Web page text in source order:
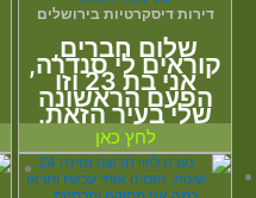
דירות דיסקרטיות בירושלים
שלום חברים,
קוראים לי סנדרה,
אני בת 23 וזו
הפעם הראשונה
שלי בעיר הזאת.
לחץ כאן